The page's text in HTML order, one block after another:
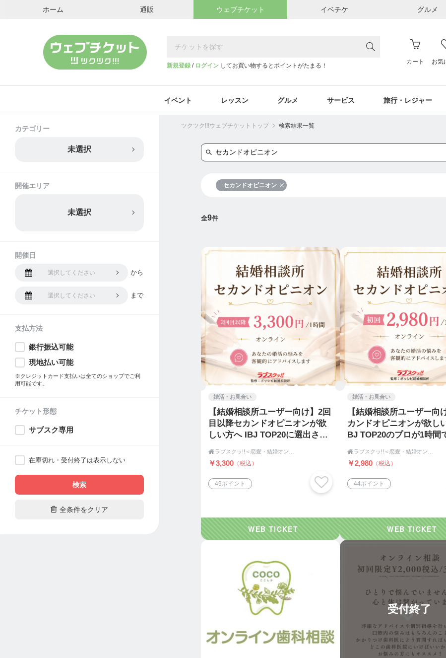
ホーム 通販 ウェブチケット イベチケ グルメ
新規登録 / ログイン してお買い物するとポイントがたまる！
カート お気
イベント レッスン グルメ サービス 旅行・レジャー
ツクツク!!!ウェブチケットトップ 検索結果一覧
セカンドオピニオン
全9件
婚活・お見合い
【結婚相談所ユーザー向け】2回
目以降セカンドオピニオンが欲
しい方へ IBJ TOP20に選出され
セリング（全国対応）監修ポッ
シビ結婚相談所

￥3,300 （税込）
49ポイント
婚活・お見合い
【結婚相談所ユーザー向
カンドオピニオンが欲し
BJ TOP20のプロが1時間
対応）監修ポッシビ結婚

￥2,980 （税込）
44ポイント
受付終了
カテゴリー
未選択
開催エリア
未選択
開催日
選択してください から
選択してください まで
支払方法
銀行振込可能
現地払い可能
※クレジットカード支払いは全てのショップでご利
用可能です。
チケット形態
サブスク専用
在庫切れ・受付終了は表示しない
検索
 全条件をクリア